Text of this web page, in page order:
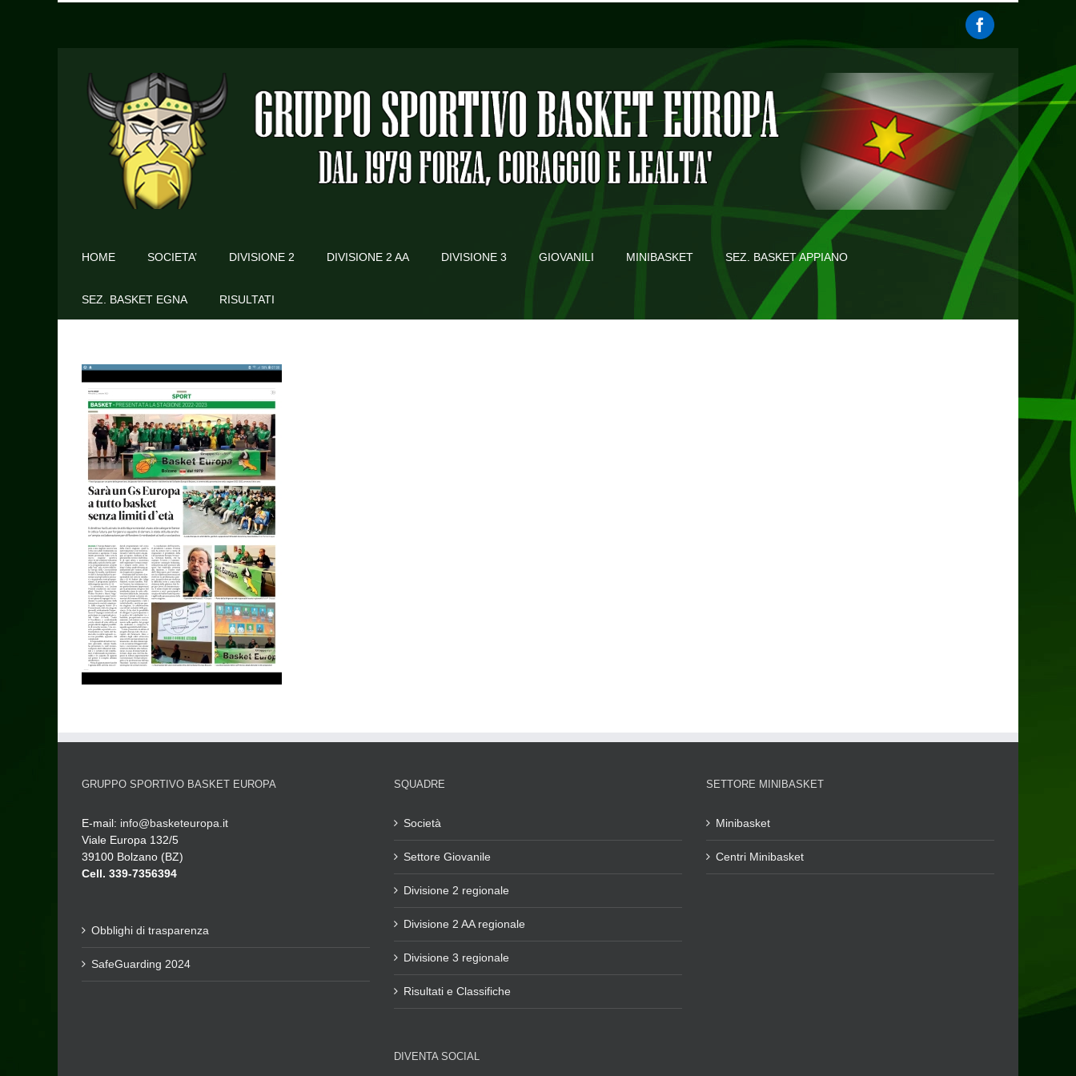
HOME SOCIETA’ DIVISIONE 2 DIVISIONE 2 AA DIVISIONE 3 GIOVANILI MINIBASKET SEZ. BASKET APPIANO
SEZ. BASKET EGNA RISULTATI
GRUPPO SPORTIVO BASKET EUROPA
E-mail: info@basketeuropa.it
Viale Europa 132/5
39100 Bolzano (BZ)
Cell. 339-7356394
Obblighi di trasparenza
SafeGuarding 2024
SQUADRE
Società
Settore Giovanile
Divisione 2 regionale
Divisione 2 AA regionale
Divisione 3 regionale
Risultati e Classifiche
DIVENTA SOCIAL
SETTORE MINIBASKET
Minibasket
Centri Minibasket